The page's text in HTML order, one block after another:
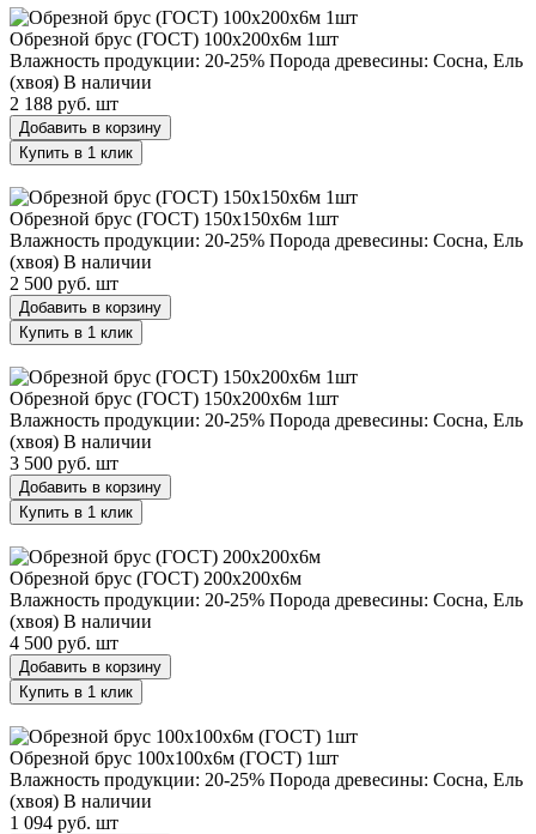
Обрезной брус (ГОСТ) 100х200х6м 1шт
Влажность продукции: 20-25% Порода древесины: Сосна, Ель
(хвоя) В наличии
2 188 руб. шт
Добавить в корзину
Купить в 1 клик
Обрезной брус (ГОСТ) 150х150х6м 1шт
Влажность продукции: 20-25% Порода древесины: Сосна, Ель
(хвоя) В наличии
2 500 руб. шт
Добавить в корзину
Купить в 1 клик
Обрезной брус (ГОСТ) 150х200х6м 1шт
Влажность продукции: 20-25% Порода древесины: Сосна, Ель
(хвоя) В наличии
3 500 руб. шт
Добавить в корзину
Купить в 1 клик
Обрезной брус (ГОСТ) 200х200х6м
Влажность продукции: 20-25% Порода древесины: Сосна, Ель
(хвоя) В наличии
4 500 руб. шт
Добавить в корзину
Купить в 1 клик
Обрезной брус 100х100х6м (ГОСТ) 1шт
Влажность продукции: 20-25% Порода древесины: Сосна, Ель
(хвоя) В наличии
1 094 руб. шт